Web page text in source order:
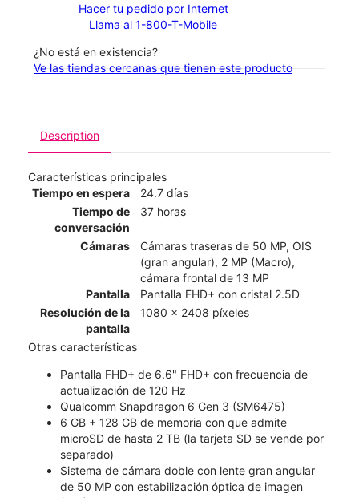
Hacer tu pedido por Internet
Llama al 1-800-T-Mobile
¿No está en existencia?
Ve las tiendas cercanas que tienen este producto
Description
Características principales
Tiempo en espera
24.7 días
Tiempo de
conversación
37 horas
Cámaras
Cámaras traseras de 50 MP, OIS
(gran angular), 2 MP (Macro),
cámara frontal de 13 MP
Pantalla
Pantalla FHD+ con cristal 2.5D
Resolución de la
pantalla
1080 x 2408 píxeles
Otras características
Pantalla FHD+ de 6.6" FHD+ con frecuencia de
actualización de 120 Hz
Qualcomm Snapdragon 6 Gen 3 (SM6475)
6 GB + 128 GB de memoria con que admite
microSD de hasta 2 TB (la tarjeta SD se vende por
separado)
Sistema de cámara doble con lente gran angular
de 50 MP con estabilización óptica de imagen